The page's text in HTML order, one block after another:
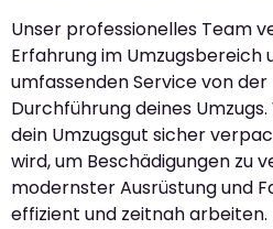
Unser professionelles Team
Erfahrung im Umzugsbereich
umfassenden Service von der
Durchführung deines
dein Umzugsgut sicher
wird, um Beschädigungen zu
modernster Ausrüstung und
effizient und zeitnah arbeiten.